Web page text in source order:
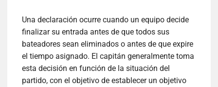
Una declaración ocurre cuando un equipo decide
finalizar su entrada antes de que todos sus
bateadores sean eliminados o antes de que expire
el tiempo asignado. El capitán generalmente toma
esta decisión en función de la situación del
partido, con el objetivo de establecer un objetivo